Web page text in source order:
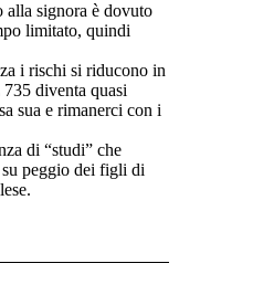
alla signora è dovuto
limitato, quindi
i rischi si riducono in
diventa quasi
sua e rimanerci con i
di “studi” che
peggio dei figli di